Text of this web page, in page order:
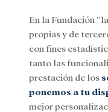
Menu
SocialInvestigación y
En la Fundación
propias y de
con fines
tanto las
prestación de los
ponemos a tu
mejor